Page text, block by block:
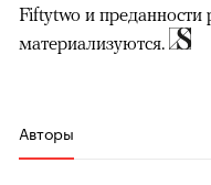
Fiftytwo и преданности
материализуются.
Авторы